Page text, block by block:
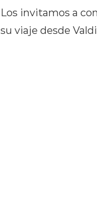
Los invitamos a
su viaje desde